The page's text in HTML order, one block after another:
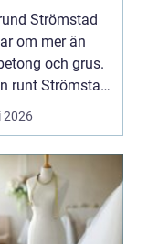
klimat
Strömstad
om mer än
och grus.
runt Strömstad
2026